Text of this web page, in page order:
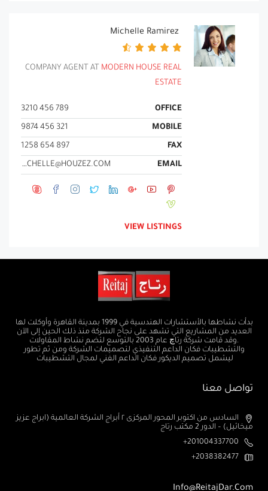
Michelle Ramirez
COMPANY AGENT AT MODERN HOUSE REAL
ESTATE
OFFICE
789 456 3210
MOBILE
321 456 9874
FAX
897 654 1258
EMAIL
MICHELLE@HOUZEZ.COM
VIEW LISTINGS
بدأت نشاطها بالأستشارات الهندسية في 1999 بمدينة القاهرة وأوكلت لها
العديد من المشاريع التي تشهد على نجاح الشركة منذ ذلك الحين إلى الآن
.وقد قامت شركة رتاچ عام 2003 بالتوسع لتضم نشاط المقاولات
والتشطيبات فكان الداعم التنفيذي لتصميمات الشركة ومن ثم تطور
ليشمل تصميم الديكور فكان الداعم الفني لمجال التشطيبات
تواصل معنا
السادس من اكتوبر المحور المركزى ٢ أبراج الشركة العالمية (ابراج عزيز
ميخائيل) – الدور 2 مكتب رتاج
201004337700+
2038382477+
Info@ReitajDar.com